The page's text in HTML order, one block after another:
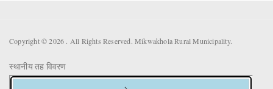
Copyright © 2026 . All Rights Reserved. Mikwakhola Rural Municipality.
स्थानीय तह विवरण